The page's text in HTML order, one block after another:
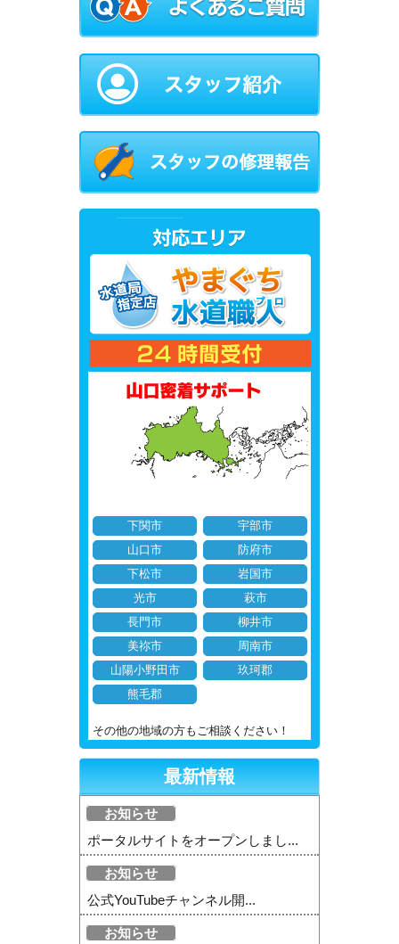
下関市
宇部市
山口市
防府市
下松市
岩国市
光市
萩市
長門市
柳井市
美祢市
周南市
山陽小野田市
玖珂郡
熊毛郡
その他の地域の方もご相談ください！
最新情報
お知らせ
ポータルサイトをオープンしまし...
お知らせ
公式YouTubeチャンネル開...
お知らせ